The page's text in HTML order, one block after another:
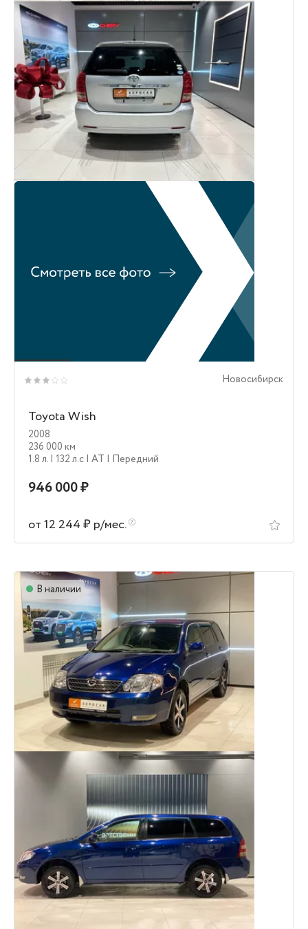
Новосибирск
Toyota Wish
2008
236 000 км
1.8 л. | 132 л.c | AT | Передний
946 000 ₽
от 12 244 ₽ р/мес.
В наличии